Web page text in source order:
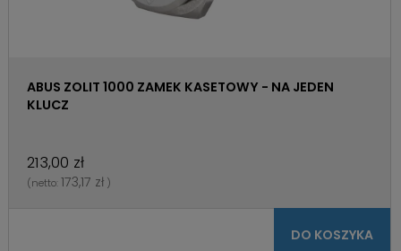
ABUS ZOLIT 1000 ZAMEK KASETOWY - NA JEDEN
KLUCZ
213,00 zł
(netto: 173,17 zł )
DO KOSZYKA